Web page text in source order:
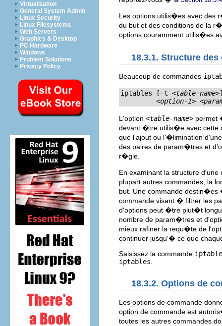
Virtualization
General System Admin
Linux Security
Linux Filesystems
Web Servers
Graphics & Desktop
PC Hardware
Windows
Problem Solutions
Privacy Policy
Les options utilis�es avec des
du but et des conditions de la
options couramment utilis�es
18.3.1. Structure
Beaucoup de commandes
iptables [-t <table-name>
<option-1>
L'option <table-name> permet
devant �tre utilis�e avec cette
que l'ajout ou l'�limination
des paires de param�tres et
r�gle.
En examinant la structure
plupart autres commandes, la
but. Une commande
commande visant � filtrer les
d'options peut �tre plut�t
nombre de param�tres et
mieux rafiner la requ�te de
continuer jusqu'� ce que
Saisissez la commande
iptables
18.3.2. Options de
Les options de commande
option de commande est
toutes les autres commandes